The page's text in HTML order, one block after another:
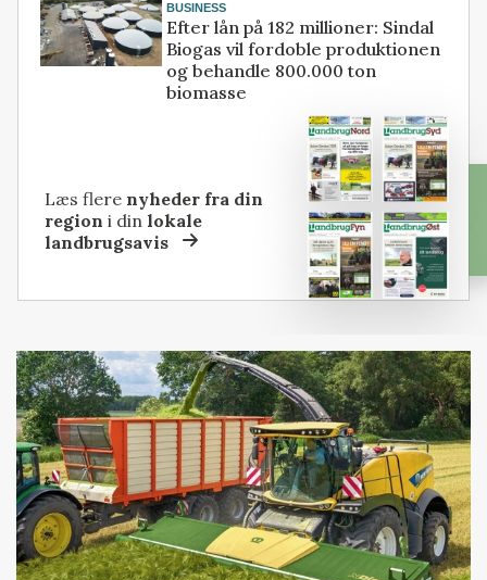
BUSINESS
Efter lån på 182 millioner: Sindal
Biogas vil fordoble produktionen
og behandle 800.000 ton
biomasse
Læs flere nyheder fra din
region i dinlokale
landbrugsavis